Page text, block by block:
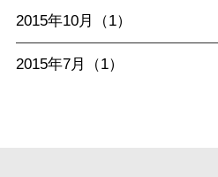
2015年10月（1）
2015年7月（1）